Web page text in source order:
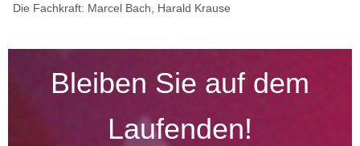
Die Fachkraft: Marcel Bach, Harald Krause
Bleiben Sie auf dem
Laufenden!